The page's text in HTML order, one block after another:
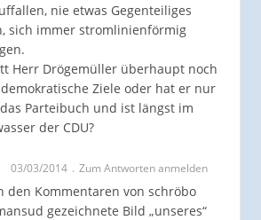
nie etwas Gegenteiliges
sich immer stromlinienförmig
Herr Drögemüller überhaupt noch
Ziele oder hat er nur
Parteibuch und ist längst im
der CDU?
03/03/2014 Zum Antworten anmelden
den Kommentaren von schröbo
gezeichnete Bild „unseres“